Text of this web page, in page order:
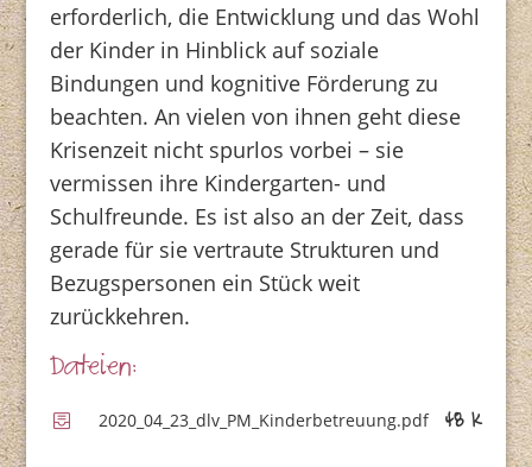
erforderlich, die Entwicklung und das Wohl
der Kinder in Hinblick auf soziale
Bindungen und kognitive Förderung zu
beachten. An vielen von ihnen geht diese
Krisenzeit nicht spurlos vorbei – sie
vermissen ihre Kindergarten- und
Schulfreunde. Es ist also an der Zeit, dass
gerade für sie vertraute Strukturen und
Bezugspersonen ein Stück weit
zurückkehren.
Dateien:
2020_04_23_dlv_PM_Kinderbetreuung.pdf 48 K